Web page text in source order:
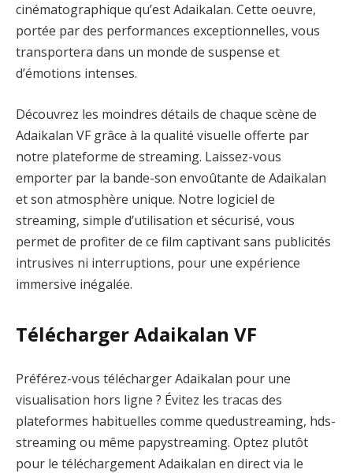
cinématographique qu’est Adaikalan. Cette oeuvre,
portée par des performances exceptionnelles, vous
transportera dans un monde de suspense et
d’émotions intenses.
Découvrez les moindres détails de chaque scène de
Adaikalan VF grâce à la qualité visuelle offerte par
notre plateforme de streaming. Laissez-vous
emporter par la bande-son envoûtante de Adaikalan
et son atmosphère unique. Notre logiciel de
streaming, simple d’utilisation et sécurisé, vous
permet de profiter de ce film captivant sans publicités
intrusives ni interruptions, pour une expérience
immersive inégalée.
Télécharger Adaikalan VF
Préférez-vous télécharger Adaikalan pour une
visualisation hors ligne ? Évitez les tracas des
plateformes habituelles comme quedustreaming, hds-
streaming ou même papystreaming. Optez plutôt
pour le téléchargement Adaikalan en direct via le